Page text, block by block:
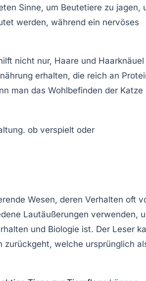
Sinne, um Beutetiere zu jagen,
werden, während ein nervöses
nicht nur, Haare und Haarknäuel
erhalten, die reich an
man das Wohlbefinden der Katze
Wesen, deren Verhalten oft
Lautäußerungen verwenden,
und Biologie ist. Der Leser
zurückgeht, welche ursprünglich